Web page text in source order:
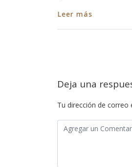
nos
Deja una
Tu dirección de correo